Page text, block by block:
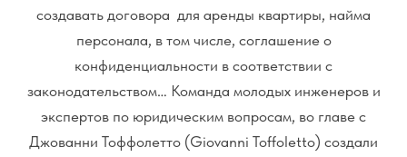
создавать договора для аренды квартиры, найма
персонала, в том числе, соглашение о
конфиденциальности в соответствии с
законодательством… Команда молодых инженеров и
экспертов по юридическим вопросам, во главе с
Джованни Тоффолетто (Giovanni Toffoletto) создали